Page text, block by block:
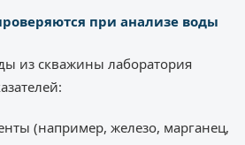
при анализе воды
из скважины лаборатория
(например, железо, марганец,